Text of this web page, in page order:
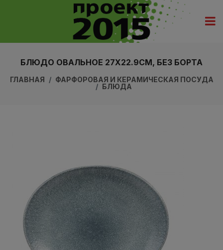
БЛЮДО ОВАЛЬНОЕ 27X22.9СМ, БЕЗ БОРТА
ГЛАВНАЯ
ФАРФОРОВАЯ И КЕРАМИЧЕСКАЯ ПОСУДА
БЛЮДА